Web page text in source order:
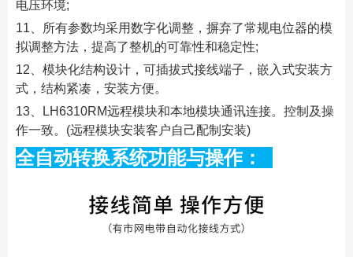
电压环境;
11、所有参数均采用数字化调整，摒弃了常规电位器的模
拟调整方法，提高了整机的可靠性和稳定性;
12、模块化结构设计，可插拔式接线端子，嵌入式安装方
式，结构紧凑，安装方便。
13、LH6310RM远程模块和本地模块通讯连接。控制及操
作一致。(远程模块安装客户自己配制安装)
全自动转换系统功能与操作：